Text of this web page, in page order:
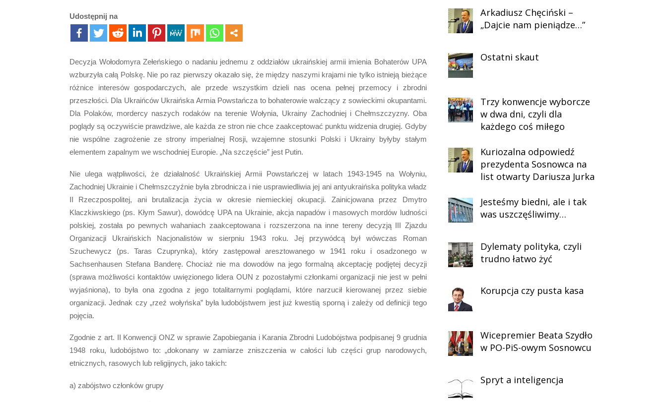
Udostępnij na
Decyzja Wołodomyra Zełeńskiego o nadaniu jednemu z oddziałów ukraińskiej armii imienia Bohaterów UPA
wzburzyła całą Polskę. Nie po raz pierwszy okazało się, że między naszymi krajami nie tylko istnieją bieżące
różnice interesów gospodarczych, ale przede wszystkim dzieli nas ocena pełnej przemocy i zbrodni
przeszłości. Dla Ukraińców Ukraińska Armia Powstańcza to bohaterowie walczący z sowieckimi okupantami.
Dla Polaków, mordercy naszych rodaków na terenie Wołynia, Ukrainy Zachodniej i Chełmszczyzny. Oba
poglądy są oczywiście prawdziwe, ale każda ze stron nie chce zaakceptować punktu widzenia drugiej. Gdyby
nie wspólne zagrożenie ze strony imperialnej Rosji, wzajemne stosunki Polski i Ukrainy byłyby stałym
elementem zapalnym we wschodniej Europie. „Na szczęście” jest Putin.
Nie ulega wątpliwości, że działalność Ukraińskiej Armii Powstańczej w latach 1943-1945 na Wołyniu,
Zachodniej Ukrainie i Chełmszczyźnie była zbrodnicza i nie usprawiedliwia jej ani antyukraińska polityka władz
II Rzeczpospolitej, ani brutalizacja życia w okresie niemieckiej okupacji. Zainicjowana przez Dmytro
Klaczkiwskiego (ps. Kłym Sawur), dowódcę UPA na Ukrainie, akcja napadów i masowych mordów ludności
polskiej, została po pewnych wahaniach zaakceptowana i rozszerzona na inne tereny decyzją III Zjazdu
Organizacji Ukraińskich Nacjonalistów w sierpniu 1943 roku. Jej przywódcą był wówczas Roman
Szuchewycz (ps. Taras Czuprynka), który zastępował aresztowanego w 1941 roku i osadzonego w
Sachsenhausen Stefana Banderę. Chociaż nie ma dowodów na jego formalną akceptację podjętej decyzji
(sprawa możliwości kontaktów uwięzionego lidera OUN z pozostałymi członkami organizacji nie jest w pełni
wyjaśniona), to była ona zgodna z jego totalitarnymi poglądami, które narzucił kierowanej przez siebie
organizacji. Jednak czy „rzeź wołyńska” była ludobójstwem jest już kwestią sporną i zależy od definicji tego
pojęcia.
Zgodnie z art. II Konwencji ONZ w sprawie Zapobiegania i Karania Zbrodni Ludobójstwa podpisanej 9 grudnia
1948 roku, ludobójstwo to: „dokonany w zamiarze zniszczenia w całości lub części grup narodowych,
etnicznych, rasowych lub religijnych, jako takich:
a) zabójstwo członków grupy
Arkadiusz Chęciński –
„Dajcie nam pieniądze…”
Ostatni skaut
Trzy konwencje wyborcze
w dwa dni, czyli dla
każdego coś miłego
Kuriozalna odpowiedź
prezydenta Sosnowca na
list otwarty Dariusza Jurka
Jesteśmy biedni, ale i tak
was uszczęśliwimy…
Dylematy polityka, czyli
trudno łatwo żyć
Korupcja czy pusta kasa
Wicepremier Beata Szydło
w PO-PiS-owym Sosnowcu
Spryt a inteligencja